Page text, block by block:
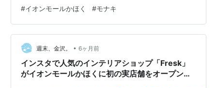
度も主張してくる」カードから伝わる面白さ 本日の鑑定
でも感じたのですが・・・ カード鑑定って本当に面白い
んです。 ヒカリテラスのカード鑑定は、お客様とお話し
ながら、 どんどんカードを引いていく鑑定です。 タロッ
トカードは３種…
#イオンモールかほく #モナキ
週末、金沢。 • 6ヶ月前
インスタで人気のインテリアショップ「Fresk」
がイオンモールかほくに初の実店舗をオープン！